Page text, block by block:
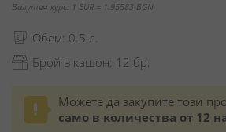
Валутен курс: 1 EUR = 1.95583 BGN
Обем: 0.5 л.
Брой в кашон: 12 бр.
Можете да закупите този
само в количества от 12